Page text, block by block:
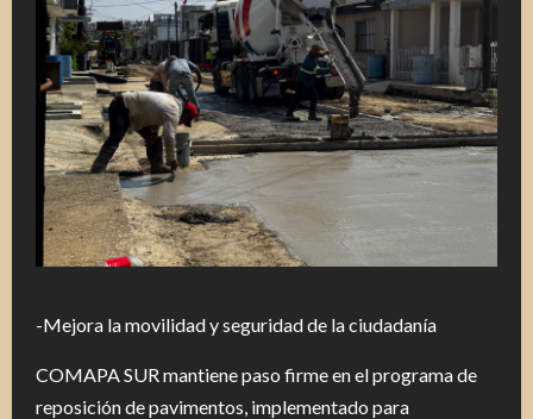
-Mejora la movilidad y seguridad de la ciudadanía
COMAPA SUR mantiene paso firme en el programa de
reposición de pavimentos, implementado para